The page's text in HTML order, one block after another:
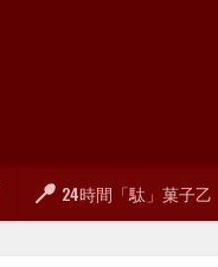
24時間「駄」菓子乙